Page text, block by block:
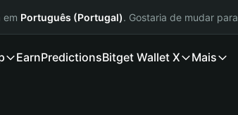
em Português (Portugal). Gostaria de mudar para
EarnPredictionsBitget Wallet X Mais